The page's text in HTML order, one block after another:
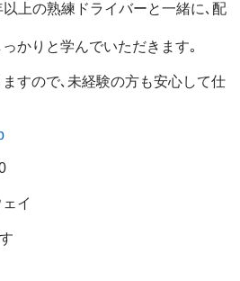
上の熟練ドライバーと一緒に､配
かりと学んでいただきます｡
すので､未経験の方も安心して仕
イ